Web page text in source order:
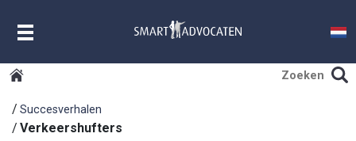
Succesverhalen
Verkeershufters